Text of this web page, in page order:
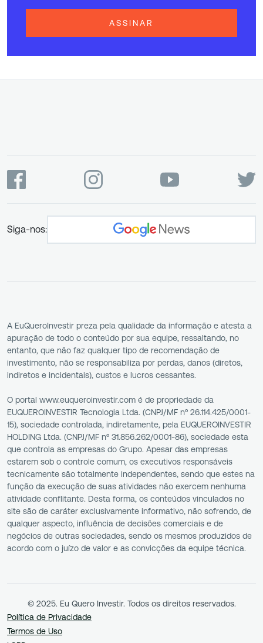
ASSINAR
Siga-nos:
A EuQueroInvestir preza pela qualidade da informação e atesta a
apuração de todo o conteúdo por sua equipe, ressaltando, no
entanto, que não faz qualquer tipo de recomendação de
investimento, não se responsabiliza por perdas, danos (diretos,
indiretos e incidentais), custos e lucros cessantes.
O portal www.euqueroinvestir.com é de propriedade da
EUQUEROINVESTIR Tecnologia Ltda. (CNPJ/MF nº 26.114.425/0001-
15), sociedade controlada, indiretamente, pela EUQUEROINVESTIR
HOLDING Ltda. (CNPJ/MF nº 31.856.262/0001-86), sociedade esta
que controla as empresas do Grupo. Apesar das empresas
estarem sob o controle comum, os executivos responsáveis
tecnicamente são totalmente independentes, sendo que estes na
função da execução de suas atividades não exercem nenhuma
atividade conflitante. Desta forma, os conteúdos vinculados no
site são de caráter exclusivamente informativo, não sofrendo, de
qualquer aspecto, influência de decisões comerciais e de
negócios de outras sociedades, sendo os mesmos produzidos de
acordo com o juízo de valor e as convicções da equipe técnica.
© 2025. Eu Quero Investir. Todos os direitos reservados.
Política de Privacidade
Termos de Uso